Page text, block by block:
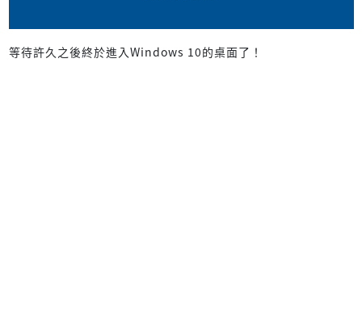
等待許久之後終於進入Windows 10的桌面了！